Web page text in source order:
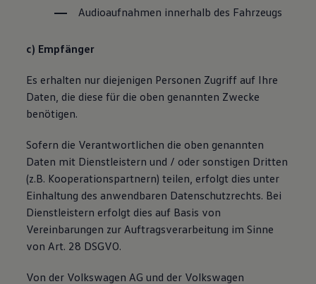
Audioaufnahmen innerhalb des Fahrzeugs
c) Empfänger
Es erhalten nur diejenigen Personen Zugriff auf Ihre
Daten, die diese für die oben genannten Zwecke
benötigen.
Sofern die Verantwortlichen die oben genannten
Daten mit Dienstleistern und / oder sonstigen Dritten
(z.B. Kooperationspartnern) teilen, erfolgt dies unter
Einhaltung des anwendbaren Datenschutzrechts. Bei
Dienstleistern erfolgt dies auf Basis von
Vereinbarungen zur Auftragsverarbeitung im Sinne
von Art. 28 DSGVO.
Von der Volkswagen AG und der Volkswagen